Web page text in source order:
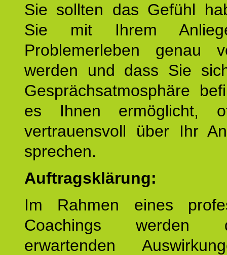
Sie sollten das Gefühl
Sie mit Ihrem
Problemerleben genau
werden und dass Sie
Gesprächsatmosphäre
es Ihnen ermöglicht,
vertrauensvoll über Ihr
sprechen.
Auftragsklärung:
Im Rahmen eines
Coachings
erwartenden